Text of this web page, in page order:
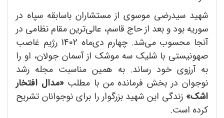
شهید سیدرضی موسوی از مستشاران باسابقه سپاه در
سوریه بود و بعد از حاج قاسم، عالی‌ترین مقام نظامی در
آنجا محسوب می‌شد. چهارم دی‌ماه 1402 رژیم غاصب
صهونیستی با شلیک سه موشک از آسمان جولان، او را
به آرزوی خود رساند. به همین مناسبت مجله رشد
نوجوان در بخش فرمانده من با مطلب«مدال افتخار
اشک» زندگی این شهید بزرگوار را برای نوجوانان تشریح
کرده است.